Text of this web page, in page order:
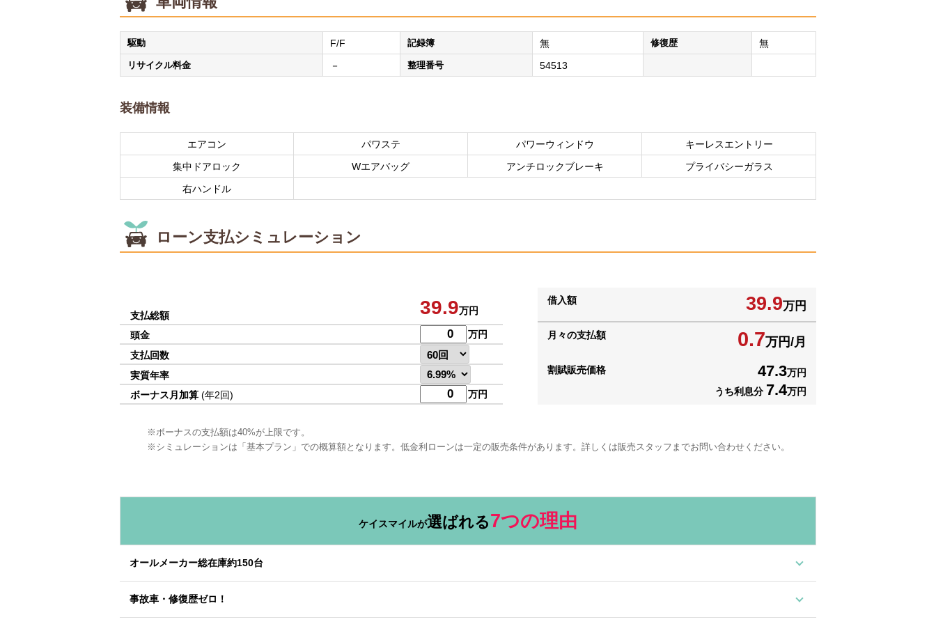
駆動 F/F 記録簿 無 修復歴 無
リサイクル料金 － 整理番号 54513
装備情報
エアコン パワステ パワーウィンドウ
キーレスエントリー
集中ドアロック
Wエアバッグ アンチロックブレーキ
プライバシーガラス
右ハンドル
ローン支払シミュレーション
支払総額 39.9万円
頭金
万円
支払回数
実質年率
ボーナス月加算 (年2回) 万円
借入額 39.9万円
月々の支払額 0.7万円/月
割賦販売価格 47.3万円
うち利息分 7.4万円
ボーナスの支払額は40%が上限です。
シミュレーションは「基本プラン」での概算額となります。低金利ローンは一定の販売条件があります。詳しくは販売スタッフまでお問い合わせください。
ケイスマイルが選ばれる7つの理由
オールメーカー総在庫約150台
事故車・修復歴ゼロ！